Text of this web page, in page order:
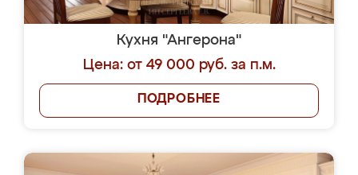
Кухня "Ангерона"
Цена: от 49 000 руб. за п.м.
ПОДРОБНЕЕ